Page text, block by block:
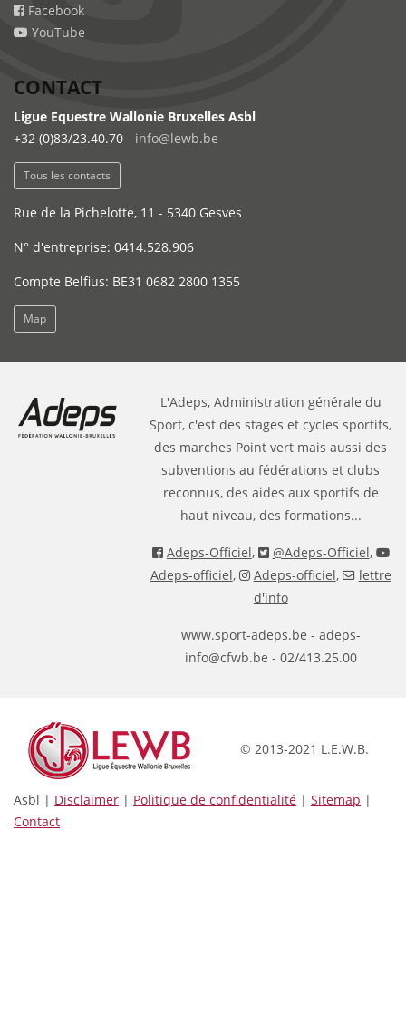
Facebook
YouTube
CONTACT
Ligue Equestre Wallonie Bruxelles Asbl
+32 (0)83/23.40.70 - info@lewb.be
Tous les contacts
Rue de la Pichelotte, 11 - 5340 Gesves
N° d'entreprise: 0414.528.906
Compte Belfius: BE31 0682 2800 1355
Map
L'Adeps, Administration générale du
Sport, c'est des stages et cycles sportifs,
des marches Point vert mais aussi des
subventions au fédérations et clubs
reconnus, des aides aux sportifs de
haut niveau, des formations...
Adeps-Officiel, @Adeps-Officiel,
Adeps-officiel, Adeps-officiel,
lettre
d'info
www.sport-adeps.be - adeps-
info@cfwb.be - 02/413.25.00
© 2013-2021 L.E.W.B.
Asbl | Disclaimer | Politique de confidentialité | Sitemap |
Contact